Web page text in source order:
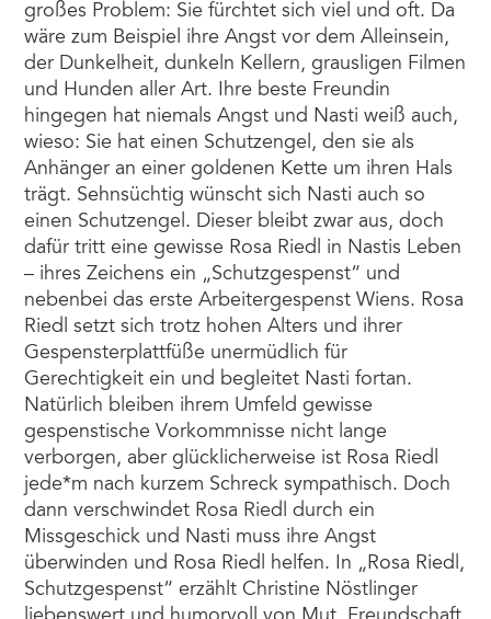
großes Problem: Sie fürchtet sich viel und oft. Da
wäre zum Beispiel ihre Angst vor dem Alleinsein,
der Dunkelheit, dunkeln Kellern, grausligen Filmen
und Hunden aller Art. Ihre beste Freundin
hingegen hat niemals Angst und Nasti weiß auch,
wieso: Sie hat einen Schutzengel, den sie als
Anhänger an einer goldenen Kette um ihren Hals
trägt. Sehnsüchtig wünscht sich Nasti auch so
einen Schutzengel. Dieser bleibt zwar aus, doch
dafür tritt eine gewisse Rosa Riedl in Nastis Leben
– ihres Zeichens ein „Schutzgespenst“ und
nebenbei das erste Arbeitergespenst Wiens. Rosa
Riedl setzt sich trotz hohen Alters und ihrer
Gespensterplattfüße unermüdlich für
Gerechtigkeit ein und begleitet Nasti fortan.
Natürlich bleiben ihrem Umfeld gewisse
gespenstische Vorkommnisse nicht lange
verborgen, aber glücklicherweise ist Rosa Riedl
jede*m nach kurzem Schreck sympathisch. Doch
dann verschwindet Rosa Riedl durch ein
Missgeschick und Nasti muss ihre Angst
überwinden und Rosa Riedl helfen. In „Rosa Riedl,
Schutzgespenst“ erzählt Christine Nöstlinger